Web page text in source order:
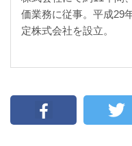
価業務に従事。平成29
定株式会社を設立。